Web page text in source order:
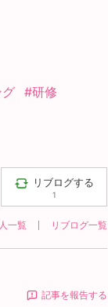
#研修
リブログする
1
一覧 リブログ一覧
記事を報告する